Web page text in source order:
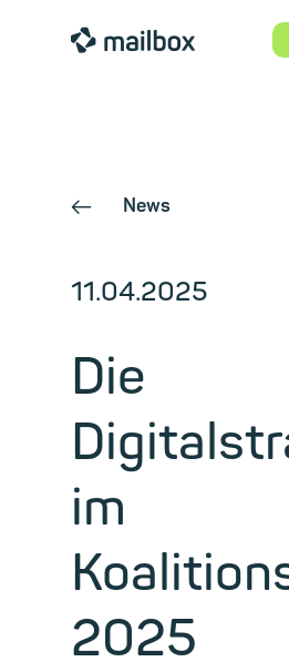
mailbox
← News
11.04.2025
Die
im
2025